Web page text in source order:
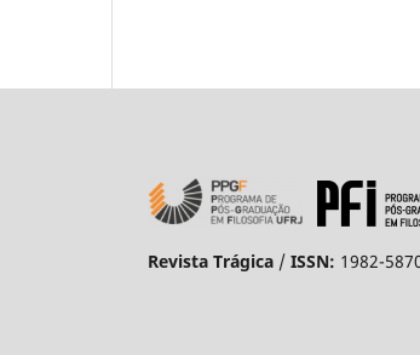
Revista Trágica / ISSN: 1982-